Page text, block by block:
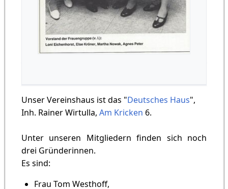
Unser Vereinshaus ist das "Deutsches Haus",
Inh. Rainer Wirtulla, Am Kricken 6.
Unter unseren Mitgliedern finden sich noch
drei Gründerinnen.
Es sind:
Frau Tom Westhoff,